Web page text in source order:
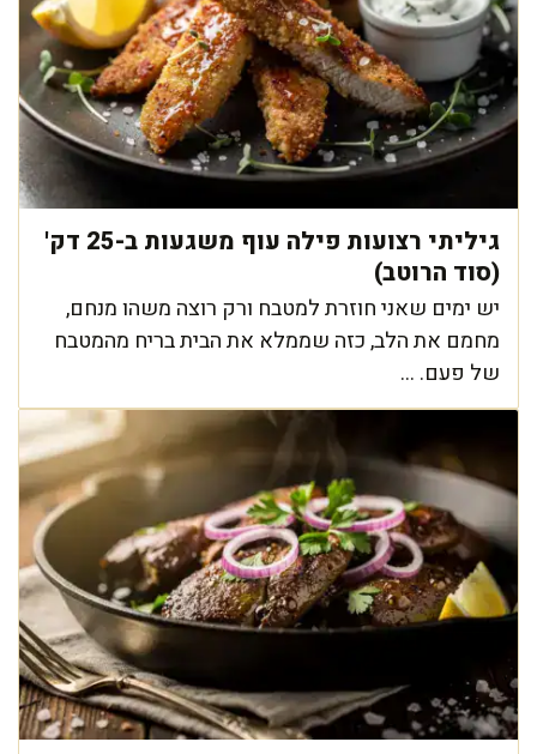
גיליתי רצועות פילה עוף משגעות ב-25 דק'
(סוד הרוטב)
יש ימים שאני חוזרת למטבח ורק רוצה משהו מנחם,
מחמם את הלב, כזה שממלא את הבית בריח מהמטבח
של פעם. ...